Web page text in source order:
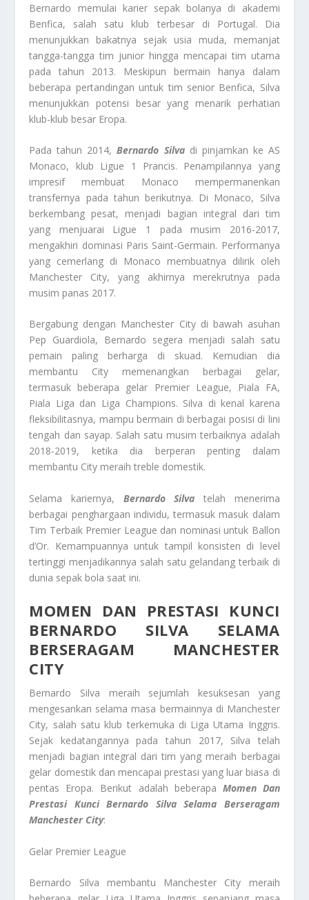
Bernardo memulai karier sepak bolanya di akademi
Benfica, salah satu klub terbesar di Portugal. Dia
menunjukkan bakatnya sejak usia muda, memanjat
tangga-tangga tim junior hingga mencapai tim utama
pada tahun 2013. Meskipun bermain hanya dalam
beberapa pertandingan untuk tim senior Benfica, Silva
menunjukkan potensi besar yang menarik perhatian
klub-klub besar Eropa.
Pada tahun 2014,Bernardo Silvadi pinjamkan ke AS
Monaco, klub Ligue 1 Prancis. Penampilannya yang
impresif membuat Monaco mempermanenkan
transfernya pada tahun berikutnya. Di Monaco, Silva
berkembang pesat, menjadi bagian integral dari tim
yang menjuarai Ligue 1 pada musim 2016-2017,
mengakhiri dominasi Paris Saint-Germain. Performanya
yang cemerlang di Monaco membuatnya dilirik oleh
Manchester City, yang akhirnya merekrutnya pada
musim panas 2017.
Bergabung dengan Manchester City di bawah asuhan
Pep Guardiola, Bernardo segera menjadi salah satu
pemain paling berharga di skuad. Kemudian dia
membantu City memenangkan berbagai gelar,
termasuk beberapa gelar Premier League, Piala FA,
Piala Liga dan Liga Champions. Silva di kenal karena
fleksibilitasnya, mampu bermain di berbagai posisi di lini
tengah dan sayap. Salah satu musim terbaiknya adalah
2018-2019, ketika dia berperan penting dalam
membantu City meraih treble domestik.
Selama kariernya, Bernardo Silva telah menerima
berbagai penghargaan individu, termasuk masuk dalam
Tim Terbaik Premier League dan nominasi untuk Ballon
d’Or. Kemampuannya untuk tampil konsisten di level
tertinggi menjadikannya salah satu gelandang terbaik di
dunia sepak bola saat ini.
MOMEN DAN PRESTASI KUNCI
BERNARDO SILVA SELAMA
BERSERAGAM MANCHESTER
CITY
Bernardo Silva meraih sejumlah kesuksesan yang
mengesankan selama masa bermainnya di Manchester
City, salah satu klub terkemuka di Liga Utama Inggris.
Sejak kedatangannya pada tahun 2017, Silva telah
menjadi bagian integral dari tim yang meraih berbagai
gelar domestik dan mencapai prestasi yang luar biasa di
pentas Eropa. Berikut adalah beberapa Momen Dan
Prestasi Kunci Bernardo Silva Selama Berseragam
Manchester City:
Gelar Premier League
Bernardo Silva membantu Manchester City meraih